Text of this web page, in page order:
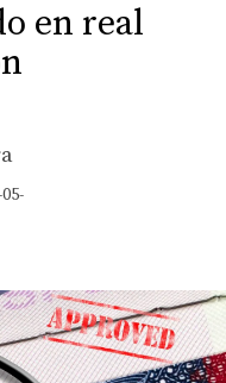
en real